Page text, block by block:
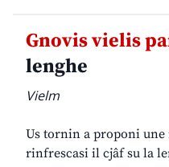
Gnovis vielis
lenghe
Vielm
Us tornin a proponi
rinfrescasi il cjâf su la